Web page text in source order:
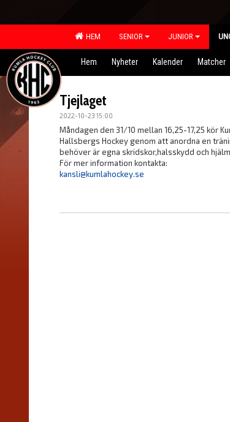
HEM SENIOR JUNIOR
Hem Nyheter Kalender Matcher
Tjejlaget
2022-10-23 15:00
Måndagen den 31/10 mellan 16,25-17,25 kör
Hallsbergs Hockey genom att anordna en
behöver är egna skridskor,halsskydd och
För mer information kontakta:
kansli@kumlahockey.se